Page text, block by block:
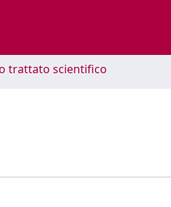
trattato scientifico